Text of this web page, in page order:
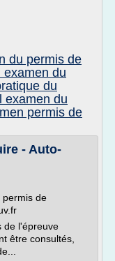
du permis de
examen du
du
examen du
permis de
- Auto-
permis de
de l'épreuve
être consultés,